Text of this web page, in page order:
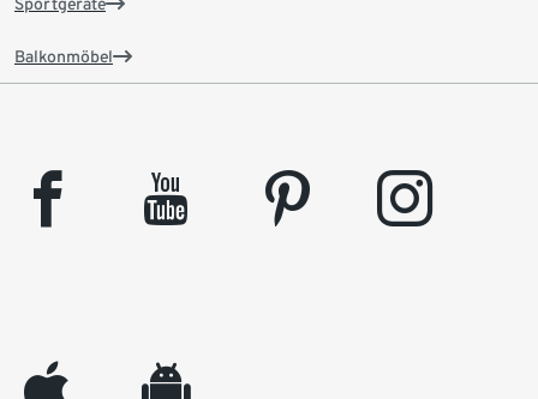
Sportgeräte
Balkonmöbel
facebook youtube pinterest instagram